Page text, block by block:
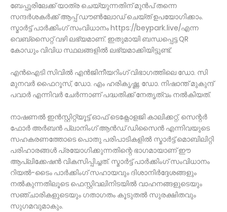
ബേപ്പൂരിലേക്ക് യാത്ര ചെയ്യുന്നതിന് മുൻപ് തന്നെ
സന്ദർശകർക്ക് ആപ്പ് ഡൗൺലോഡ് ചെയ്ത് ഉപയോഗിക്കാം.
സ്മാർട്ട് പാർക്കിംഗ് സംവിധാനം https://beypark.live/എന്ന
വെബ്സൈറ്റ് വഴി ലഭ്യമാണ്. ഇതുമായി ബന്ധപ്പെട്ട QR
കോഡും വിവിധ സ്ഥലങ്ങളിൽ ലഭ്യമാക്കിയിട്ടുണ്ട്.
എൻഐടി സിവിൽ എൻജിനീയറിംഗ് വിഭാഗത്തിലെ ഡോ. സി
മുനവർ ഫൈറൂസ്, ഡോ. എം ഹരികൃഷ്ണ, ഡോ. നിഷാന്ത് മുകുന്ദ്
പവാർ എന്നിവർ ചേർന്നാണ് പദ്ധതിക്ക് നേതൃത്വം നൽകിയത്.
നാഷണൽ ഇൻസ്റ്റിറ്റ്യൂട്ട് ഓഫ് ടെക്നോളജി കാലിക്കറ്റ്, സെന്റർ
ഫോർ അർബൻ പ്ലാനിംഗ് ആൻഡ് ഡിസൈൻ എന്നിവയുടെ
സഹകരണത്തോടെ പൊതു പരിപാടികളിൽ സ്മാർട്ട് മൊബിലിറ്റി
പരിഹാരങ്ങൾ പ്രയോഗിക്കുന്നതിന്റെ ഭാഗമായാണ് ഈ
ആപ്ലിക്കേഷൻ വികസിപ്പിച്ചത്. സ്മാർട്ട് പാർക്കിംഗ് സംവിധാനം
റിയൽ-ടൈം പാർക്കിംഗ് സഹായവും ദിശാനിർദ്ദേശങ്ങളും
നൽകുന്നതിലൂടെ ഫെസ്റ്റിവലിനിടയിൽ വാഹനങ്ങളുടെയും
സഞ്ചാരികളുടെയും ഗതാഗതം കൂടുതൽ സുരക്ഷിതവും
സുഗമവുമാകും.